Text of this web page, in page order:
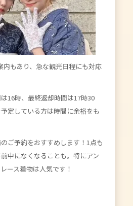
内もあり、急な観光日程にも対応
16時、最終返却時間は17時30
定している方は時間に余裕をも
ご予約をおすすめします！1点も
中になくなることも。特にアン
ース着物は人気です！